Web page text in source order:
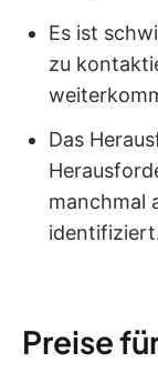
Es ist
zu
Das
manchmal
Preise